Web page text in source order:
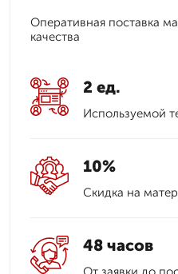
Оперативная поставка
качества
2 ед.
Используемой
10%
Скидка на
48 часов